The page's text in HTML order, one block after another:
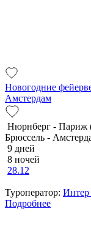
Новогодние
Амстердам
Нюрнберг - Париж
Брюссель -
9 дней
8 ночей
28.12
Туроператор: Интер
Подробнее